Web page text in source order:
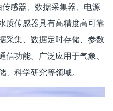
感器、数据采集器、电源
质传感器具有高精度高可靠
采集、数据定时存储、参数
功能。广泛应用于气象、
科学研究等领域。